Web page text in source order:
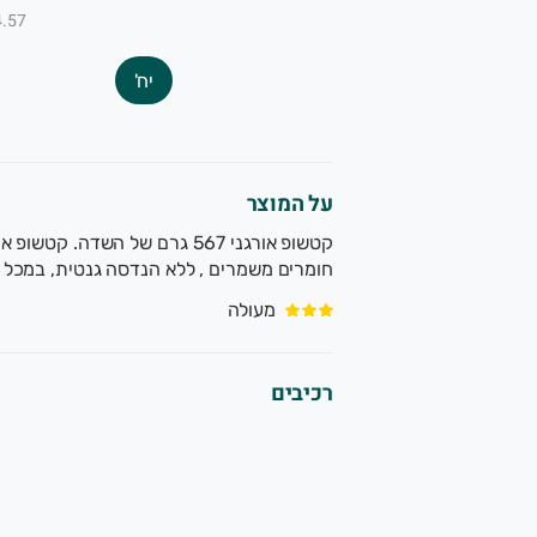
₪4.57
יח'
על המוצר
חומרים משמרים , ללא הנדסה גנטית, במכל
מעולה
רכיבים